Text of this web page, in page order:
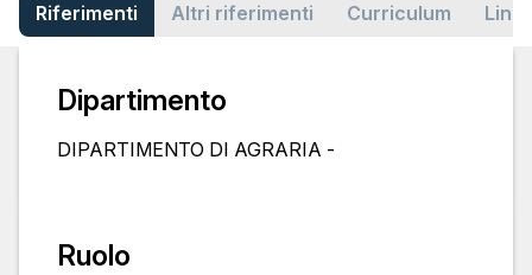
Riferimenti Altri riferimenti Curriculum Links
Dipartimento
DIPARTIMENTO DI AGRARIA -
Ruolo